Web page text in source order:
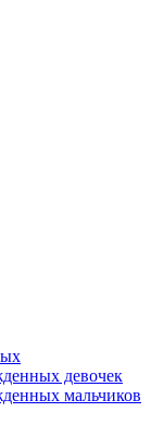
девочек
мальчиков